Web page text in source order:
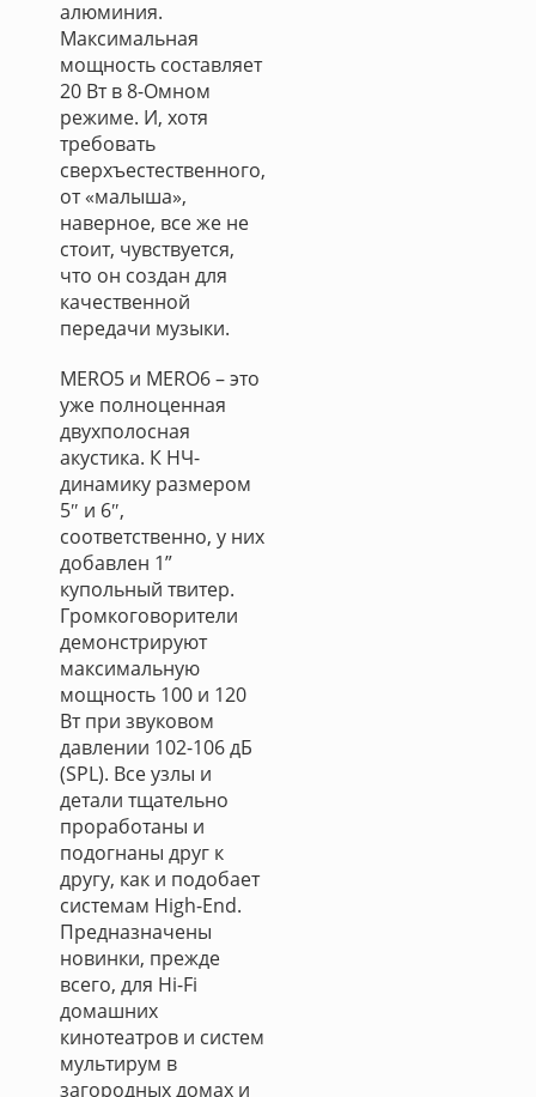
алюминия.
Максимальная
мощность составляет
20 Вт в 8-Омном
режиме. И, хотя
требовать
сверхъестественного,
от «малыша»,
наверное, все же не
стоит, чувствуется,
что он создан для
качественной
передачи музыки.
MERO5 и MERO6 – это
уже полноценная
двухполосная
акустика. К НЧ-
динамику размером
5″ и 6″,
соответственно, у них
добавлен 1”
купольный твитер.
Громкоговорители
демонстрируют
максимальную
мощность 100 и 120
Вт при звуковом
давлении 102-106 дБ
(SPL). Все узлы и
детали тщательно
проработаны и
подогнаны друг к
другу, как и подобает
системам High-End.
Предназначены
новинки, прежде
всего, для Hi-Fi
домашних
кинотеатров и систем
мультирум в
загородных домах и